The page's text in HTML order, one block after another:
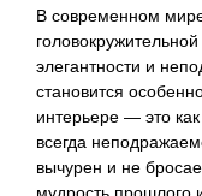
В современном
элегантности и
становится
интерьере — это
всегда
вычурен и не